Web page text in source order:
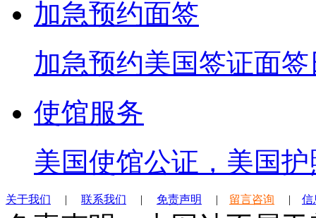
加急预约面签
加急预约美国签证面
使馆服务
美国使馆公证，美国
关于我们 | 联系我们 | 免责声明 | 留言咨询 | 信